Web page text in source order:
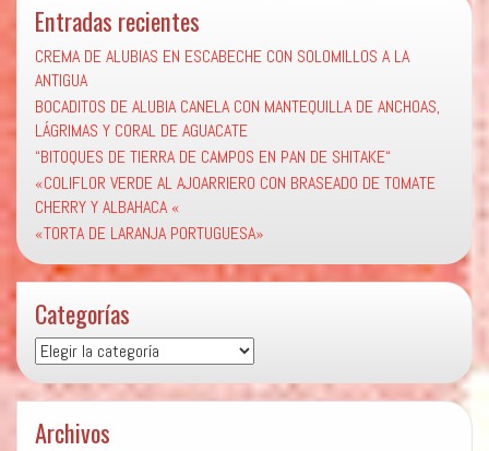
Entradas recientes
CREMA DE ALUBIAS EN ESCABECHE CON SOLOMILLOS A LA
ANTIGUA
BOCADITOS DE ALUBIA CANELA CON MANTEQUILLA DE ANCHOAS,
LÁGRIMAS Y CORAL DE AGUACATE
“BITOQUES DE TIERRA DE CAMPOS EN PAN DE SHITAKE“
«COLIFLOR VERDE AL AJOARRIERO CON BRASEADO DE TOMATE
CHERRY Y ALBAHACA «
«TORTA DE LARANJA PORTUGUESA»
Categorías
Categorías
Archivos